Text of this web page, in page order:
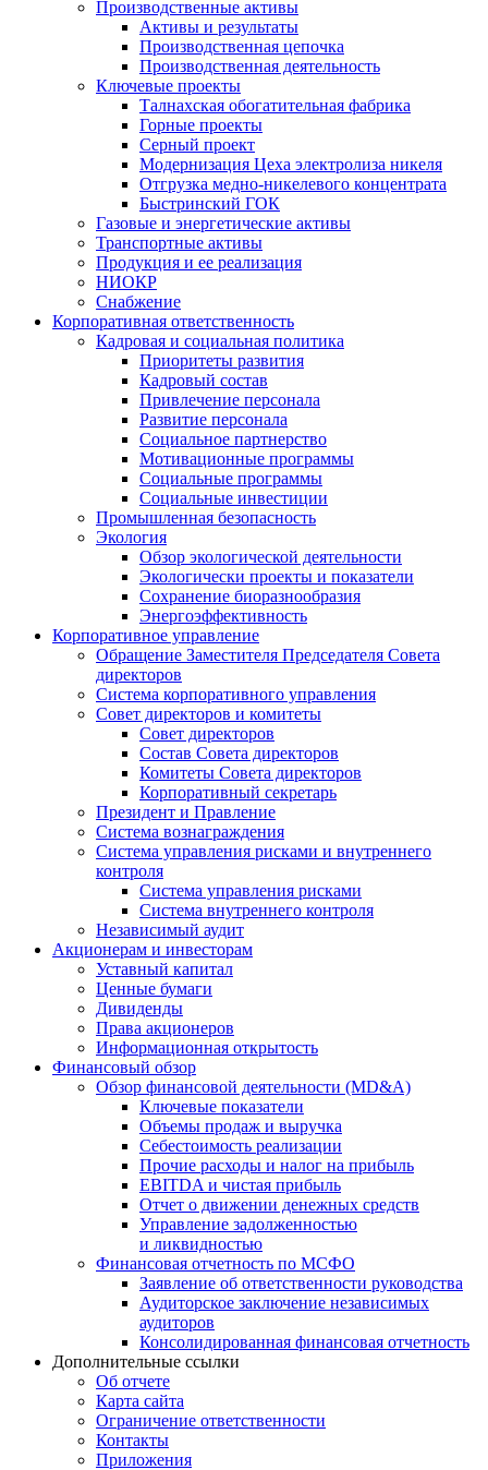
Производственные активы
Активы и результаты
Производственная цепочка
Производственная деятельность
Ключевые проекты
Талнахская обогатительная фабрика
Горные проекты
Серный проект
Модернизация Цеха электролиза никеля
Отгрузка медно-никелевого концентрата
Быстринский ГОК
Газовые и энергетические активы
Транспортные активы
Продукция и ее реализация
НИОКР
Снабжение
Корпоративная ответственность
Кадровая и социальная политика
Приоритеты развития
Кадровый состав
Привлечение персонала
Развитие персонала
Социальное партнерство
Мотивационные программы
Социальные программы
Социальные инвестиции
Промышленная безопасность
Экология
Обзор экологической деятельности
Экологически проекты и показатели
Сохранение биоразнообразия
Энергоэффективность
Корпоративное управление
Обращение Заместителя Председателя Совета
директоров
Система корпоративного управления
Совет директоров и комитеты
Совет директоров
Состав Совета директоров
Комитеты Совета директоров
Корпоративный секретарь
Президент и Правление
Система вознаграждения
Система управления рисками и внутреннего
контроля
Система управления рисками
Система внутреннего контроля
Независимый аудит
Акционерам и инвесторам
Уставный капитал
Ценные бумаги
Дивиденды
Права акционеров
Информационная открытость
Финансовый обзор
Обзор финансовой деятельности (MD&A)
Ключевые показатели
Объемы продаж и выручка
Себестоимость реализации
Прочие расходы и налог на прибыль
EBITDA и чистая прибыль
Отчет о движении денежных средств
Управление задолженностью
и ликвидностью
Финансовая отчетность по МСФО
Заявление об ответственности руководства
Аудиторское заключение независимых
аудиторов
Консолидированная финансовая отчетность
Дополнительные ссылки
Об отчете
Карта сайта
Ограничение ответственности
Контакты
Приложения